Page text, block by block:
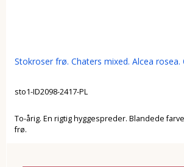
Stokroser frø. Chaters mixed. Alcea rosea.
sto1-ID2098-2417-PL
To-årig. En rigtig hyggespreder. Blandede
frø.